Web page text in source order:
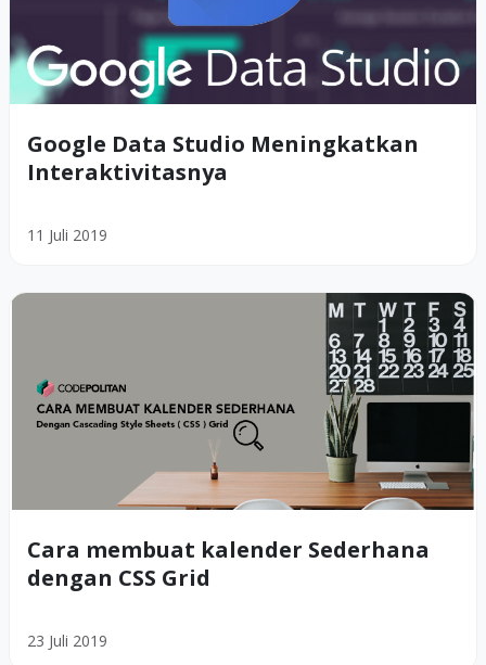
Google Data Studio Meningkatkan
Interaktivitasnya
11 Juli 2019
Cara membuat kalender Sederhana
dengan CSS Grid
23 Juli 2019